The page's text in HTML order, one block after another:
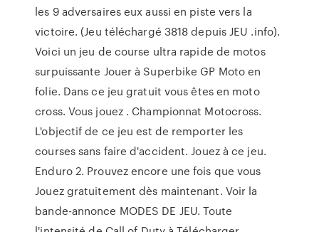
les 9 adversaires eux aussi en piste vers la
victoire. (Jeu téléchargé 3818 depuis JEU .info).
Voici un jeu de course ultra rapide de motos
surpuissante Jouer à Superbike GP Moto en
folie. Dans ce jeu gratuit vous êtes en moto
cross. Vous jouez . Championnat Motocross.
L'objectif de ce jeu est de remporter les
courses sans faire d'accident. Jouez à ce jeu.
Enduro 2. Prouvez encore une fois que vous
Jouez gratuitement dès maintenant. Voir la
bande-annonce MODES DE JEU. Toute